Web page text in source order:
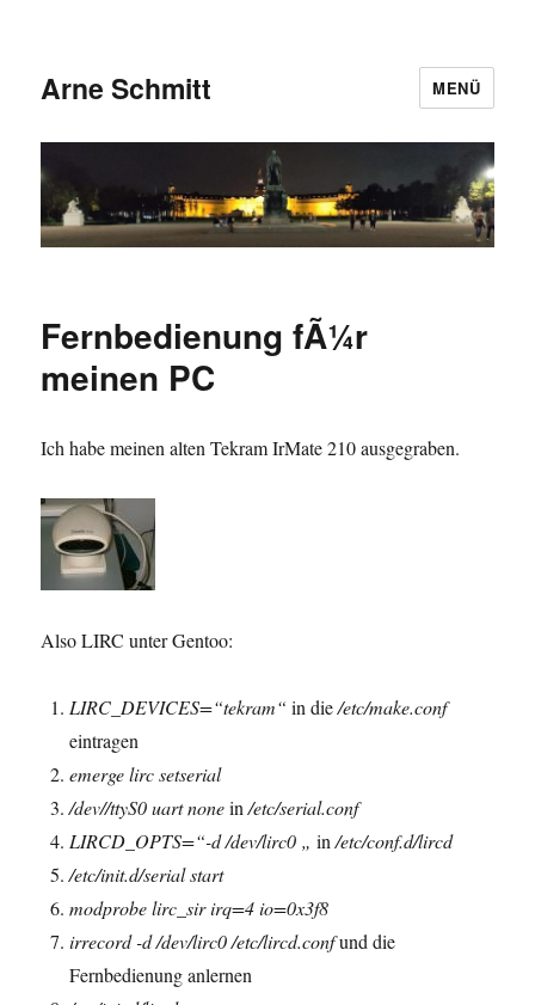
Arne Schmitt MENÜ
Fernbedienung fÃ¼r
meinen PC
Ich habe meinen alten Tekram IrMate 210 ausgegraben.
Also LIRC unter Gentoo:
LIRC_DEVICES=“tekram“ in die/etc/make.conf
eintragen
emerge lirc setserial
/dev//ttyS0 uart nonein/etc/serial.conf
LIRCD_OPTS=“-d /dev/lirc0 „ in/etc/conf.d/lircd
/etc/init.d/serial start
modprobe lirc_sir irq=4 io=0x3f8
irrecord -d /dev/lirc0 /etc/lircd.confund die
Fernbedienung anlernen